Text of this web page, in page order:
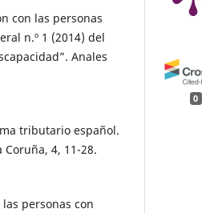
con las personas
n.º 1 (2014) del
Anales
tributario español.
4, 11-28.
personas con
0